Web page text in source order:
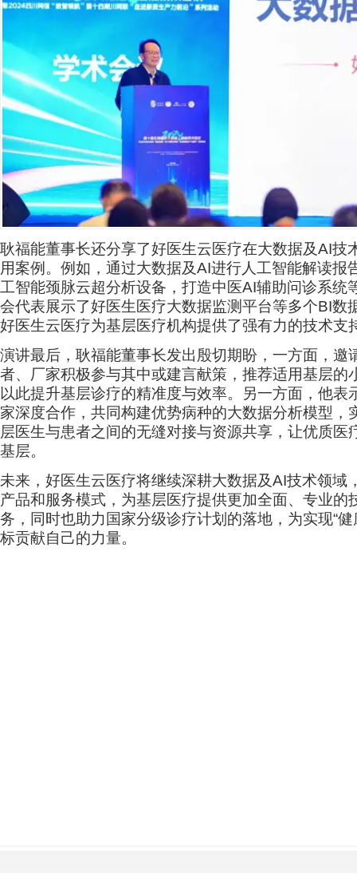
耿福能董事长还分享了好医生云医疗在大数据及AI技
用案例。例如，通过大数据及AI进行人工智能解读报
工智能颈脉云超分析设备，打造中医AI辅助问诊系统
会代表展示了好医生医疗大数据监测平台等多个BI数
好医生云医疗为基层医疗机构提供了强有力的技术支
演讲最后，耿福能董事长发出殷切期盼，一方面，邀
者、厂家积极参与其中或建言献策，推荐适用基层的
以此提升基层诊疗的精准度与效率。另一方面，他表
家深度合作，共同构建优势病种的大数据分析模型，
层医生与患者之间的无缝对接与资源共享，让优质医
基层。
未来，好医生云医疗将继续深耕大数据及AI技术领域
产品和服务模式，为基层医疗提供更加全面、专业的
务，同时也助力国家分级诊疗计划的落地，为实现“
标贡献自己的力量。